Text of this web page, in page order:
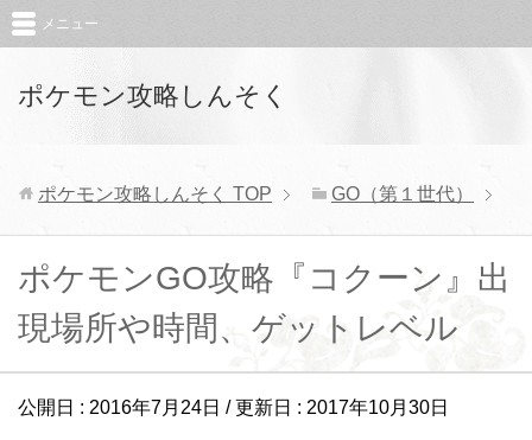
ポケモン攻略しんそく
メニュー
ポケモン攻略しんそく TOP GO（第１世代）
ポケモンGO攻略『コクーン』出
現場所や時間、ゲットレベル
公開日 : 2016年7月24日 / 更新日 : 2017年10月30日